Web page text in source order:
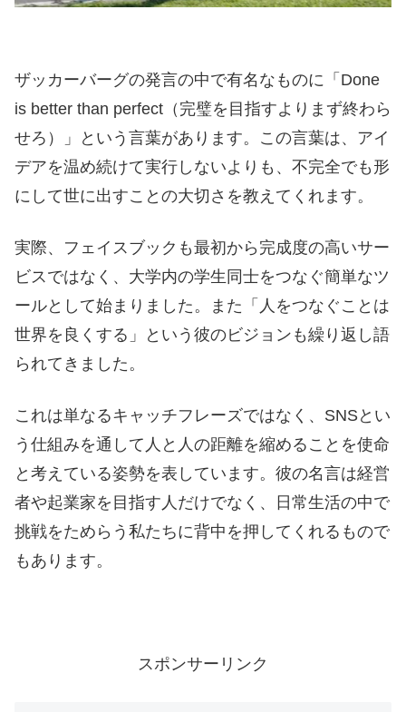
ザッカーバーグの発言の中で有名なものに「Done
is better than perfect（完璧を目指すよりまず終わら
せろ）」という言葉があります。この言葉は、アイ
デアを温め続けて実行しないよりも、不完全でも形
にして世に出すことの大切さを教えてくれます。
実際、フェイスブックも最初から完成度の高いサー
ビスではなく、大学内の学生同士をつなぐ簡単なツ
ールとして始まりました。また「人をつなぐことは
世界を良くする」という彼のビジョンも繰り返し語
られてきました。
これは単なるキャッチフレーズではなく、SNSとい
う仕組みを通して人と人の距離を縮めることを使命
と考えている姿勢を表しています。彼の名言は経営
者や起業家を目指す人だけでなく、日常生活の中で
挑戦をためらう私たちに背中を押してくれるもので
もあります。
スポンサーリンク